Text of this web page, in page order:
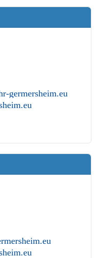
germersheim.eu